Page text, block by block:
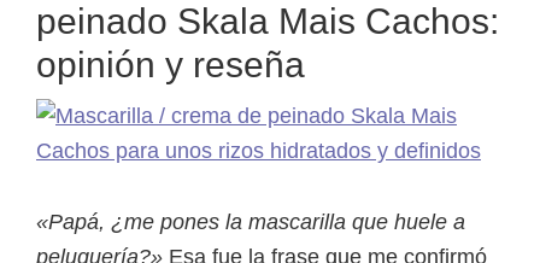
peinado Skala Mais Cachos:
opinión y reseña
«Papá, ¿me pones la mascarilla que huele a
peluquería?» Esa fue la frase que me confirmó